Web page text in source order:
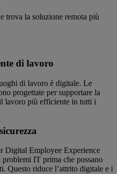
trova la soluzione remota più
di lavoro
di lavoro è digitale. Le
progettate per supportare la
lavoro più efficiente in tutti i
Digital Employee Experience
IT prima che possano
Questo riduce l’attrito digitale e i